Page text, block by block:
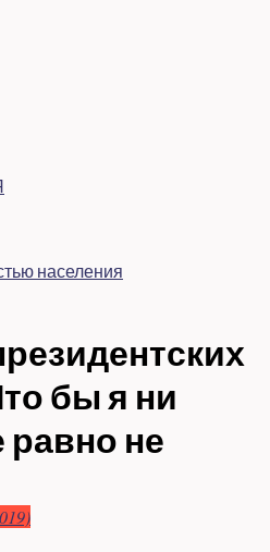
бы я ни
равно не